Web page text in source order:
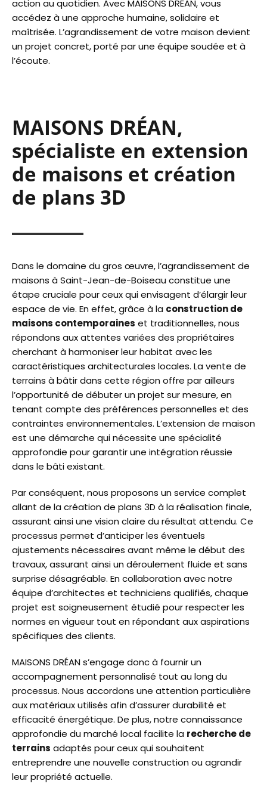
action au quotidien. Avec MAISONS DRÉAN, vous
accédez à une approche humaine, solidaire et
maîtrisée. L’agrandissement de votre maison devient
un projet concret, porté par une équipe soudée et à
l’écoute.
MAISONS DRÉAN,
spécialiste en extension
de maisons et création
de plans 3D
Dans le domaine du gros œuvre, l’agrandissement de
maisons à Saint-Jean-de-Boiseau constitue une
étape cruciale pour ceux qui envisagent d’élargir leur
espace de vie. En effet, grâce à la construction de
maisons contemporaines et traditionnelles, nous
répondons aux attentes variées des propriétaires
cherchant à harmoniser leur habitat avec les
caractéristiques architecturales locales. La vente de
terrains à bâtir dans cette région offre par ailleurs
l’opportunité de débuter un projet sur mesure, en
tenant compte des préférences personnelles et des
contraintes environnementales. L’extension de maison
est une démarche qui nécessite une spécialité
approfondie pour garantir une intégration réussie
dans le bâti existant.
Par conséquent, nous proposons un service complet
allant de la création de plans 3D à la réalisation finale,
assurant ainsi une vision claire du résultat attendu. Ce
processus permet d’anticiper les éventuels
ajustements nécessaires avant même le début des
travaux, assurant ainsi un déroulement fluide et sans
surprise désagréable. En collaboration avec notre
équipe d’architectes et techniciens qualifiés, chaque
projet est soigneusement étudié pour respecter les
normes en vigueur tout en répondant aux aspirations
spécifiques des clients.
MAISONS DRÉAN s’engage donc à fournir un
accompagnement personnalisé tout au long du
processus. Nous accordons une attention particulière
aux matériaux utilisés afin d’assurer durabilité et
efficacité énergétique. De plus, notre connaissance
approfondie du marché local facilite la recherche de
terrains adaptés pour ceux qui souhaitent
entreprendre une nouvelle construction ou agrandir
leur propriété actuelle.